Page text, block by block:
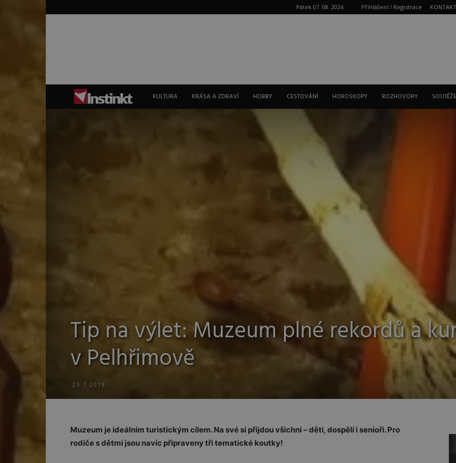
Pátek 07. 08. 2026 Přihlášení / Registrace KONTAKT
Instinkt
KULTURA KRÁSA A ZDRAVÍ HOBBY CESTOVÁNÍ HOROSKOPY ROZHOVORY
Tip na výlet: Muzeum plné rekordů a
v Pelhřimově
25.7.2018
Muzeum je ideálním turistickým cílem. Na své si přijdou všichni – děti, dospělí i senioři. Pro
rodiče s dětmi jsou navíc připraveny tři tematické koutky!